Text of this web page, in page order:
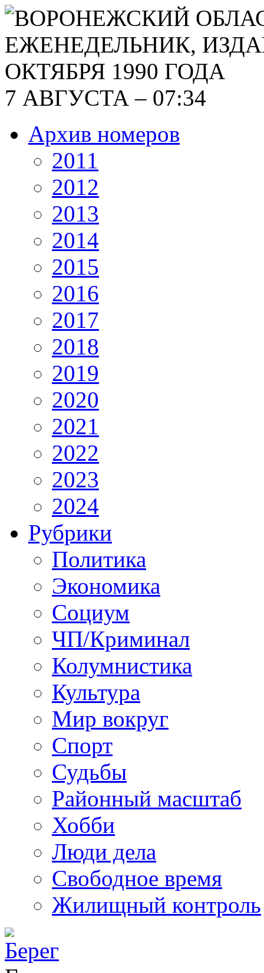
7 АВГУСТА – 07:34
Архив номеров
2011
2012
2013
2014
2015
2016
2017
2018
2019
2020
2021
2022
2023
2024
Рубрики
Политика
Экономика
Социум
ЧП/Криминал
Колумнистика
Культура
Мир вокруг
Спорт
Судьбы
Районный масштаб
Хобби
Люди дела
Свободное время
Жилищный контроль